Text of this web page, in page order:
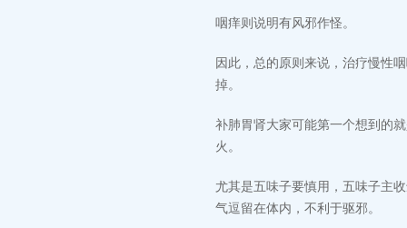
咽痒则说明有风邪作怪。
因此，总的原则来说，治疗慢性
掉。
补肺胃肾大家可能第一个想到的
火。
尤其是五味子要慎用，五味子主
气逗留在体内，不利于驱邪。